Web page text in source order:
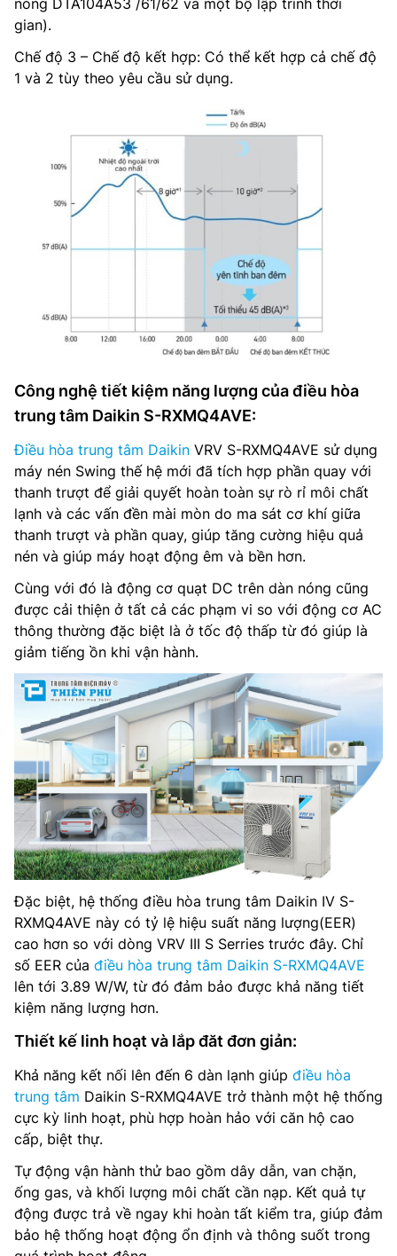
gian).
Chế độ 3 – Chế độ kết hợp: Có thể kết hợp cả chế độ
1 và 2 tùy theo yêu cầu sử dụng.
Công nghệ tiết kiệm năng lượng của điều hòa
trung tâm Daikin S-RXMQ4AVE:
Điều hòa trung tâm Daikin VRV S-RXMQ4AVE sử dụng
máy nén Swing thế hệ mới đã tích hợp phần quay với
thanh trượt để giải quyết hoàn toàn sự rò rỉ môi chất
lạnh và các vấn đền mài mòn do ma sát cơ khí giữa
thanh trượt và phần quay, giúp tăng cường hiệu quả
nén và giúp máy hoạt động êm và bền hơn.
Cùng với đó là động cơ quạt DC trên dàn nóng cũng
được cải thiện ở tất cả các phạm vi so với động cơ AC
thông thường đặc biệt là ở tốc độ thấp từ đó giúp là
giảm tiếng ồn khi vận hành.
Đặc biệt, hệ thống điều hòa trung tâm Daikin IV S-
RXMQ4AVE này có tỷ lệ hiệu suất năng lượng(EER)
cao hơn so với dòng VRV III S Serries trước đây. Chỉ
số EER của điều hòa trung tâm Daikin S-RXMQ4AVE
lên tới 3.89 W/W, từ đó đảm bảo được khả năng tiết
kiệm năng lượng hơn.
Thiết kế linh hoạt và lắp đăt đơn giản:
Khả năng kết nối lên đến 6 dàn lạnh giúp điều hòa
trung tâm Daikin S-RXMQ4AVE trở thành một hệ thống
cực kỳ linh hoạt, phù hợp hoàn hảo với căn hộ cao
cấp, biệt thự.
Tự động vận hành thử bao gồm dây dẫn, van chặn,
ống gas, và khối lượng môi chất cần nạp. Kết quả tự
động được trả về ngay khi hoàn tất kiểm tra, giúp đảm
bảo hệ thống hoạt động ổn định và thông suốt trong